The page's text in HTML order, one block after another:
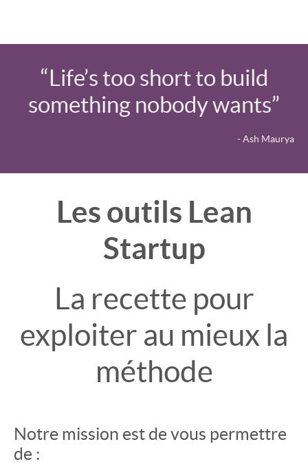
“Life’s too short to build
something nobody wants”
- Ash Maurya
Les outils Lean
Startup
La recette pour
exploiter au mieux la
méthode
Notre mission est de vous permettre
de :